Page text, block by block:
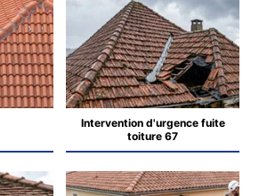
Intervention d'urgence fuite
toiture 67